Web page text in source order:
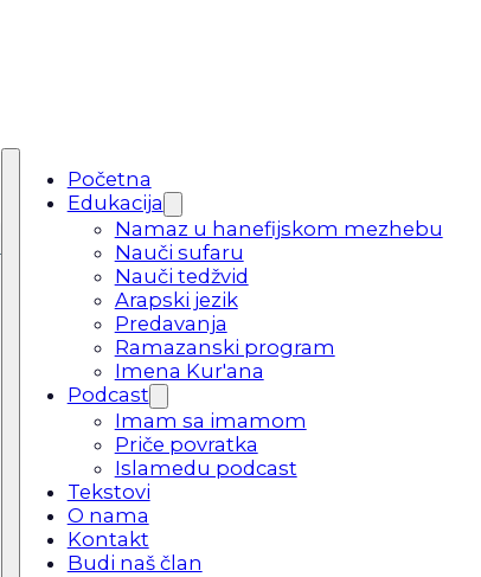
Početna
Edukacija
Namaz u hanefijskom mezhebu
Nauči sufaru
Nauči tedžvid
Arapski jezik
Predavanja
Ramazanski program
Imena Kur'ana
Podcast
Imam sa imamom
Priče povratka
Islamedu podcast
Tekstovi
O nama
Kontakt
Budi naš član